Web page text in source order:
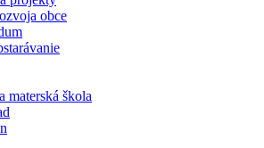
obce
materská škola